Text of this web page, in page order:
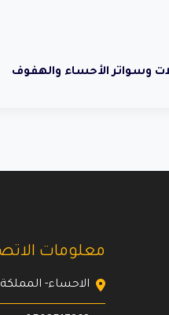
الأحساء والهفوف
معلومات
الاحساء-